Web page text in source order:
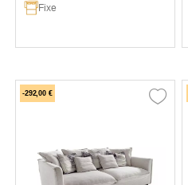
Fixe
-292,00 €